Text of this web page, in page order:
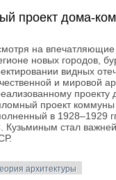
проект дома-
на
новых городов,
видных
и мировой
проекту
проект
в 1928–1929
Кузьминым стал
архитектуры